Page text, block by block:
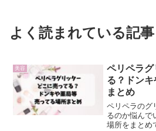
よく読まれている記事
美容
ペリペラ
る？ドン
まとめ
ペリペラのグ
るのか悩んで
場所をまとめ